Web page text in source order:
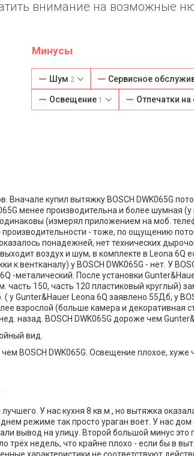
внимание на возможные
Минусы
Шум 2 Сервисное
Освещение 1 Отпечатки
Вначале купил вытяжку BOSCH DWK065G
менее производительна и более шумная
(измерял приложением на моб.
- тоже, по ощущению
понадежней, нет технических
воздух и шум, в комплекте в Leona 6Q
вентканалу) у BOSCH DWK065G - нет. У
-металический. После установки
часть 150, часть 120 пластиковый круглый)
Gunter&Hauer Leona 6Q заявлено 55Дб, у
взрослой (больше камера и декоративная
назад. BOSCH DWK065G дороже чем
вид.
BOSCH DWK065G. Освещение плохое, хуже
У нас кухня 8 кв.м., но вытяжка
режиме так просто ураган воет. У нас дом
вывод на улицу. Второй большой минус это
трёх недель, что крайне плохо - если бы в